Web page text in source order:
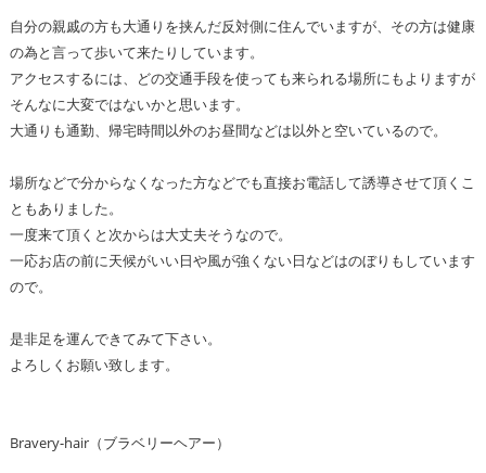
自分の親戚の方も大通りを挟んだ反対側に住んでいますが、その方は健康
の為と言って歩いて来たりしています。
アクセスするには、どの交通手段を使っても来られる場所にもよりますが
そんなに大変ではないかと思います。
大通りも通勤、帰宅時間以外のお昼間などは以外と空いているので。
場所などで分からなくなった方などでも直接お電話して誘導させて頂くこ
ともありました。
一度来て頂くと次からは大丈夫そうなので。
一応お店の前に天候がいい日や風が強くない日などはのぼりもしています
ので。
是非足を運んできてみて下さい。
よろしくお願い致します。
Bravery-hair（ブラベリーヘアー）